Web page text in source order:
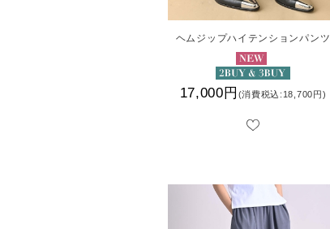
ヘムジップハイテンションパンツ
17,000円 (消費税込:18,700円)